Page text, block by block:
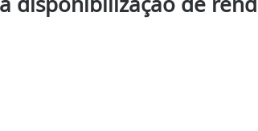
disponibilização de